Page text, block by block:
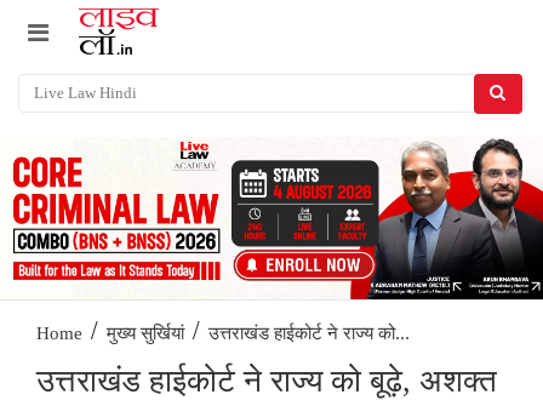
Home / मुख्य सुर्खियां / उत्तराखंड हाईकोर्ट ने राज्य को...
उत्तराखंड हाईकोर्ट ने राज्य को बूढ़े, अशक्त